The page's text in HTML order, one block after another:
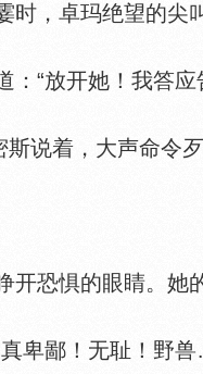
，卓玛绝望的尖
“放开她！我答
说着，大声命令歹
恐惧的眼睛。她
卑鄙！无耻！野